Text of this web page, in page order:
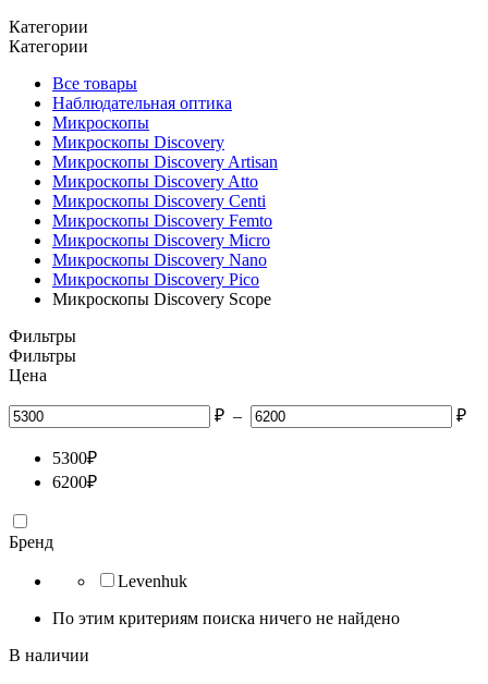
Категории
Категории
Все товары
Наблюдательная оптика
Микроскопы
Микроскопы Discovery
Микроскопы Discovery Artisan
Микроскопы Discovery Atto
Микроскопы Discovery Centi
Микроскопы Discovery Femto
Микроскопы Discovery Micro
Микроскопы Discovery Nano
Микроскопы Discovery Pico
Микроскопы Discovery Scope
Фильтры
Фильтры
Цена
₽ – ₽
5300₽
6200₽
Бренд
Levenhuk
По этим критериям поиска ничего не найдено
В наличии